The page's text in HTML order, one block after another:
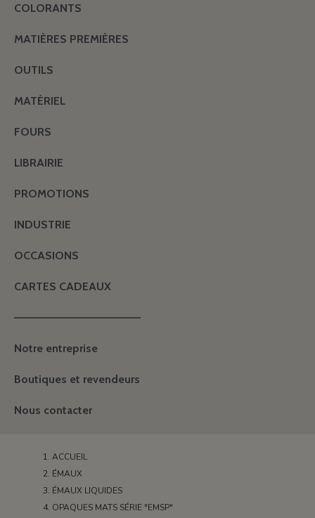
COLORANTS
MATIÈRES PREMIÈRES
OUTILS
MATÉRIEL
FOURS
LIBRAIRIE
PROMOTIONS
INDUSTRIE
OCCASIONS
CARTES CADEAUX
———————————————
Notre entreprise
Boutiques et revendeurs
Nous contacter
ACCUEIL
ÉMAUX
ÉMAUX LIQUIDES
OPAQUES MATS SÉRIE "EMSP"